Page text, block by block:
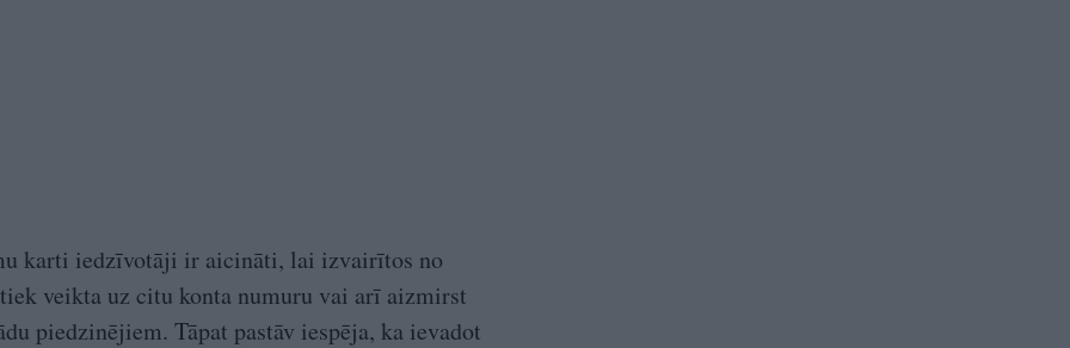
karti iedzīvotāji ir aicināti, lai izvairītos no
veikta uz citu konta numuru vai arī aizmirst
piedzinējiem. Tāpat pastāv iespēja, ka ievadot